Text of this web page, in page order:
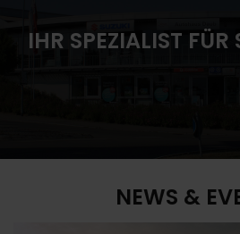
IHR SPEZIALIST
NEWS &